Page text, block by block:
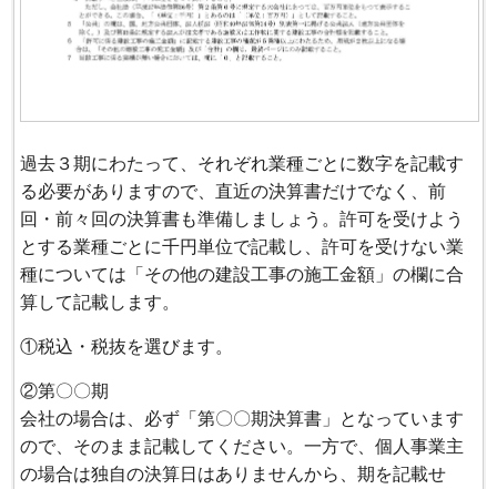
過去３期にわたって、それぞれ業種ごとに数字を記載す
る必要がありますので、直近の決算書だけでなく、前
回・前々回の決算書も準備しましょう。許可を受けよう
とする業種ごとに千円単位で記載し、許可を受けない業
種については「その他の建設工事の施工金額」の欄に合
算して記載します。
①税込・税抜を選びます。
②第〇〇期
会社の場合は、必ず「第〇〇期決算書」となっています
ので、そのまま記載してください。一方で、個人事業主
の場合は独自の決算日はありませんから、期を記載せ